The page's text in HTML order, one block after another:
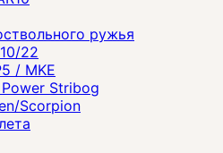
ружья
22
/ MKE
Stribog
Scorpion